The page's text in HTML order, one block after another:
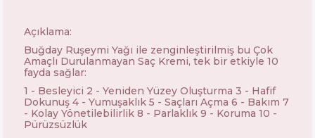
Açıklama:
Buğday Ruşeymi Yağı ile zenginleştirilmiş bu Çok
Amaçlı Durulanmayan Saç Kremi, tek bir etkiyle 10
fayda sağlar:
1 - Besleyici 2 - Yeniden Yüzey Oluşturma 3 - Hafif
Dokunuş 4 - Yumuşaklık 5 - Saçları Açma 6 - Bakım 7
- Kolay Yönetilebilirlik 8 - Parlaklık 9 - Koruma 10 -
Pürüzsüzlük